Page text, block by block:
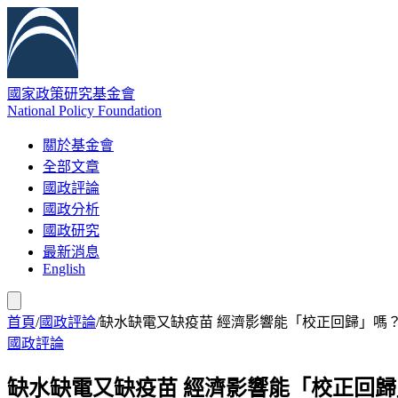
國家政策研究基金會
National Policy Foundation
關於基金會
全部文章
國政評論
國政分析
國政研究
最新消息
English
首頁/國政評論/缺水缺電又缺疫苗 經濟影響能「校正回歸」嗎？
國政評論
缺水缺電又缺疫苗 經濟影響能「校正回歸